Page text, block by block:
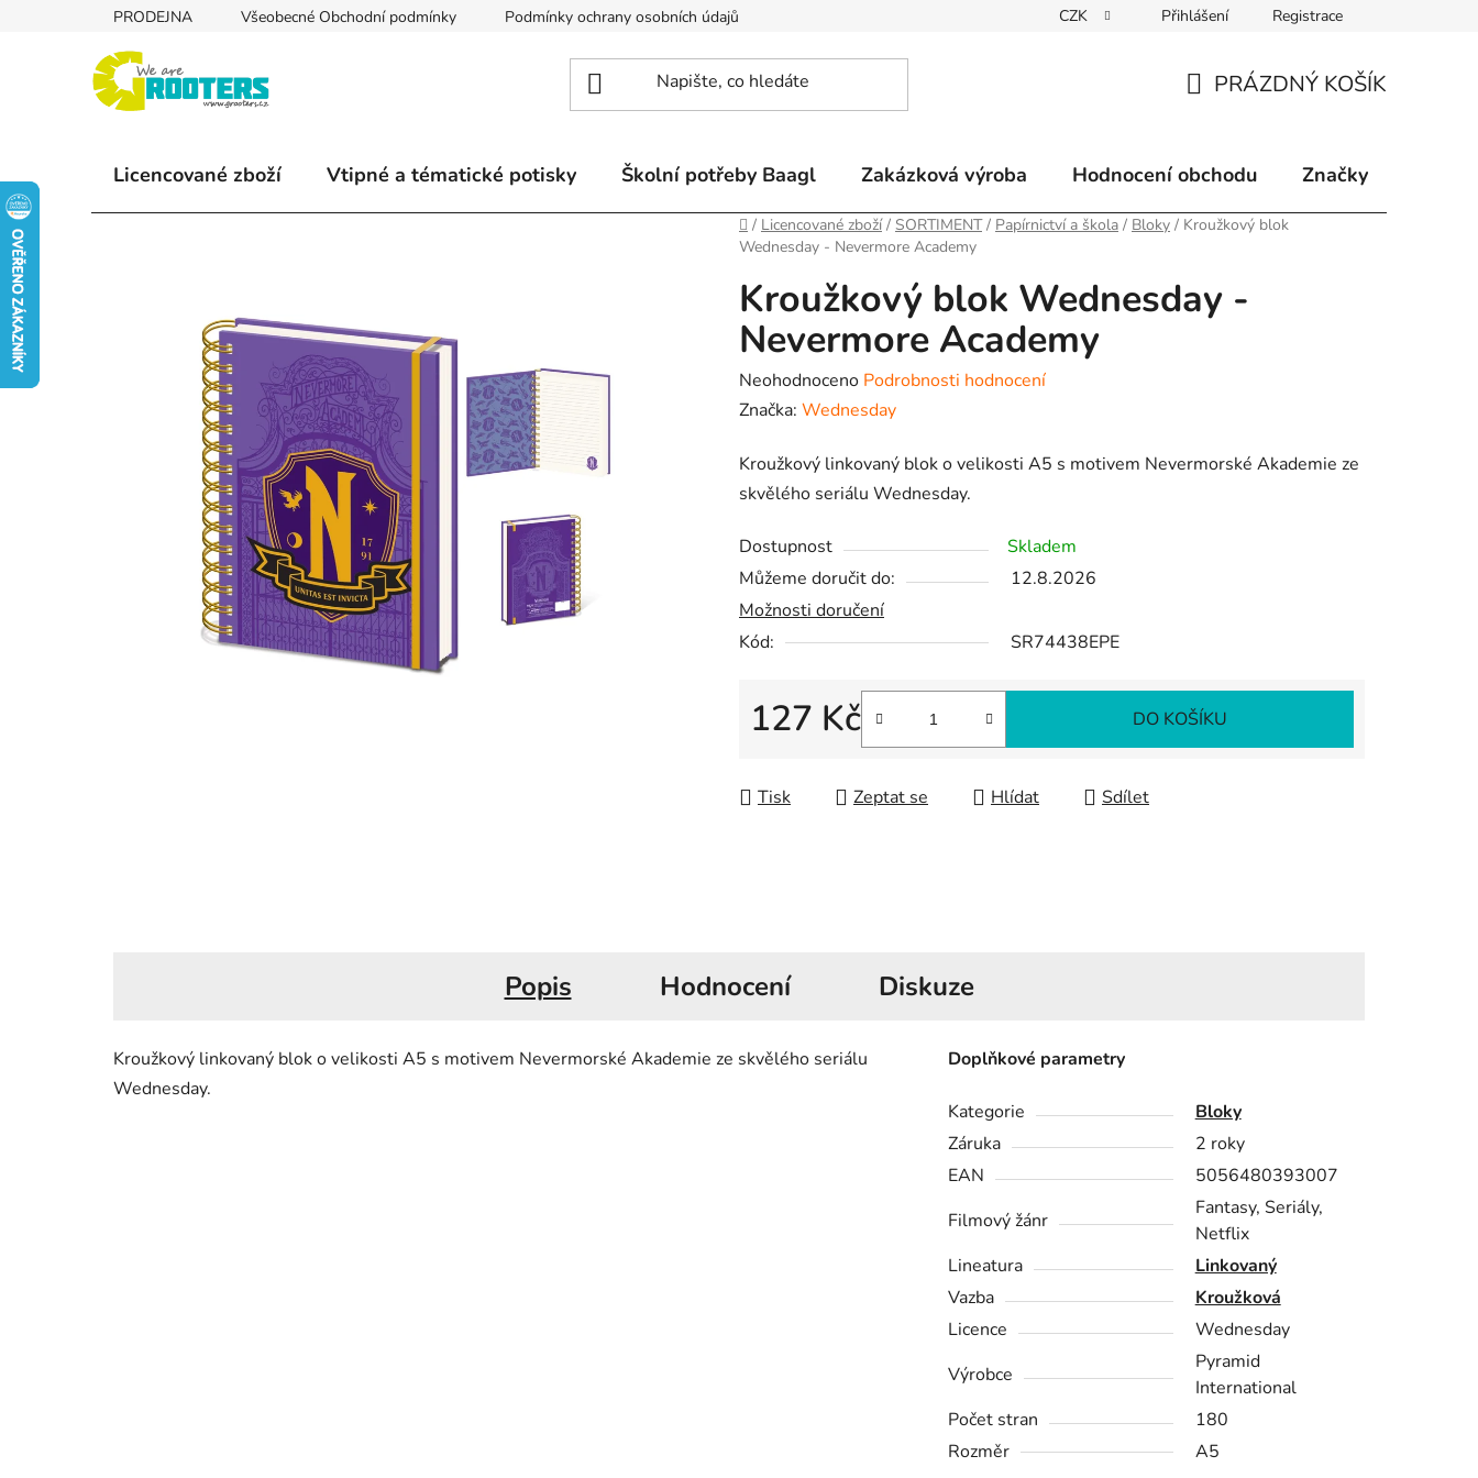
PRODEJNA Všeobecné Obchodní podmínky Podmínky ochrany osobních údajů Způsoby doručení Kontakty
CZK Přihlášení Registrace
KOŠÍK
PRÁZDNÝ KOŠÍK
Licencované zboží Vtipné a tématické potisky Školní potřeby Baagl Zakázková výroba Hodnocení obchodu Značky
Domů
/ Licencované zboží / SORTIMENT / Papírnictví a škola / Bloky / Kroužkový blok
Wednesday - Nevermore Academy
Kroužkový blok Wednesday -
Nevermore Academy
Průměrné
hodnocení
je
0,0
5
hvězdiček.
Neohodnoceno Podrobnosti hodnocení
Značka: Wednesday
Kroužkový linkovaný blok o velikosti A5 s motivem Nevermorské Akademie ze
skvělého seriálu Wednesday.
Dostupnost
Skladem
Můžeme doručit do:
12.8.2026
Možnosti doručení
Kód:
SR74438EPE
127 Kč DO KOŠÍKU
Tisk Zeptat se Hlídat Sdílet
Popis Hodnocení Diskuze
Kroužkový linkovaný blok o velikosti A5 s motivem Nevermorské Akademie ze skvělého seriálu
Wednesday.
Doplňkové parametry
Kategorie
Bloky
Záruka
2 roky
EAN
5056480393007
Filmový žánr
Fantasy, Seriály,
Netflix
Lineatura
Linkovaný
Vazba
Kroužková
Licence
Wednesday
Výrobce
Pyramid
International
Počet stran
180
Rozměr
A5